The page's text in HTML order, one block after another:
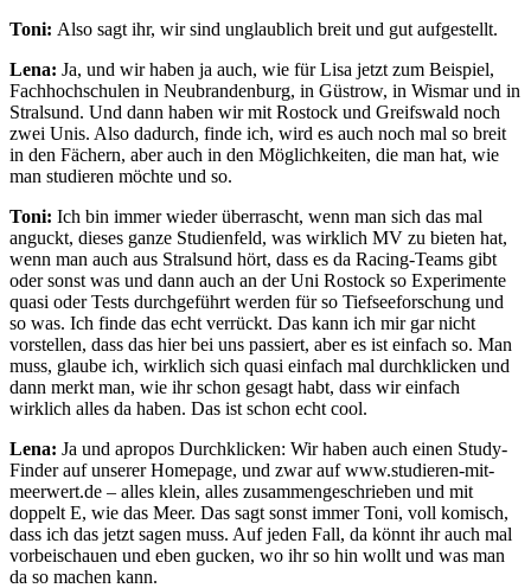
Toni: Also sagt ihr, wir sind unglaublich breit und gut aufgestellt.
Lena: Ja, und wir haben ja auch, wie für Lisa jetzt zum Beispiel,
Fachhochschulen in Neubrandenburg, in Güstrow, in Wismar und in
Stralsund. Und dann haben wir mit Rostock und Greifswald noch
zwei Unis. Also dadurch, finde ich, wird es auch noch mal so breit
in den Fächern, aber auch in den Möglichkeiten, die man hat, wie
man studieren möchte und so.
Toni: Ich bin immer wieder überrascht, wenn man sich das mal
anguckt, dieses ganze Studienfeld, was wirklich MV zu bieten hat,
wenn man auch aus Stralsund hört, dass es da Racing-Teams gibt
oder sonst was und dann auch an der Uni Rostock so Experimente
quasi oder Tests durchgeführt werden für so Tiefseeforschung und
so was. Ich finde das echt verrückt. Das kann ich mir gar nicht
vorstellen, dass das hier bei uns passiert, aber es ist einfach so. Man
muss, glaube ich, wirklich sich quasi einfach mal durchklicken und
dann merkt man, wie ihr schon gesagt habt, dass wir einfach
wirklich alles da haben. Das ist schon echt cool.
Lena: Ja und apropos Durchklicken: Wir haben auch einen Study-
Finder auf unserer Homepage, und zwar auf www.studieren-mit-
meerwert.de – alles klein, alles zusammengeschrieben und mit
doppelt E, wie das Meer. Das sagt sonst immer Toni, voll komisch,
dass ich das jetzt sagen muss. Auf jeden Fall, da könnt ihr auch mal
vorbeischauen und eben gucken, wo ihr so hin wollt und was man
da so machen kann.